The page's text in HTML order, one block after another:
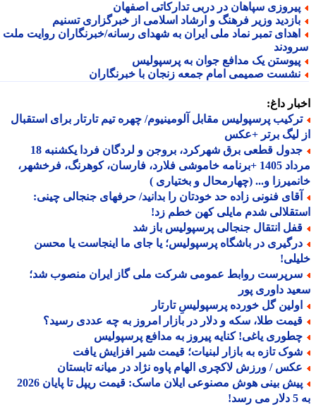
سپاهان در دربی تدارکاتی اصفهان
وزیر فرهنگ و ارشاد اسلامی از خبرگزاری تسنیم
تمبر نماد ملی ایران به شهدای رسانه/خبرنگاران روایت ملت را
یک مدافع جوان به پرسپولیس
صمیمی امام جمعه زنجان با خبرنگاران
داغ:
پرسپولیس مقابل آلومینیوم/ چهره تیم تارتار برای استقبال
لیگ برتر +عکس
جدول قطعی برق شهرکرد، بروجن و لردگان فردا یکشنبه 18
مرداد 1405 +برنامه خاموشی فلارد، فارسان، کوهرنگ، فرخشهر،
و... (چهارمحال و بختیاری )
فنونی زاده حد خودتان را بدانید/ حرفهای جنجالی چینی:
شدم مایلی کهن خطم زد!
انتقال جنجالی پرسپولیس باز شد
در باشگاه پرسپولیس؛ یا جای ما اینجاست یا محسن
روابط عمومی شرکت ملی گاز ایران منصوب شد؛
داوری پور
گل خورده پرسپولیسِ تارتار
طلا، سکه و دلار در بازار امروز به چه عددی رسید؟
یاغی! کنایه پیروز به مدافع پرسپولیس
تازه به بازار لبنیات؛ قیمت شیر افزایش یافت
/ ورزش لاکچری الهام پاوه نژاد در میانه تابستان
پیش بینی هوش مصنوعی ایلان ماسک: قیمت ریپل تا پایان 2026